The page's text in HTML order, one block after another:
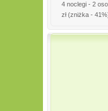
4 noclegi - 2
zł (zniżka -